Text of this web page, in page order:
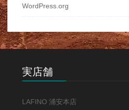
WordPress.org
実店舗
LAFINO 浦安本店